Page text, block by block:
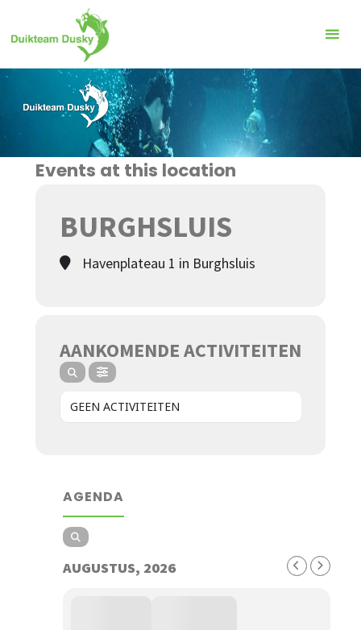
de
Events at this location
BURGHSLUIS
Havenplateau 1 in Burghsluis
AANKOMENDE ACTIVITEITEN
GEEN ACTIVITEITEN
AGENDA
AUGUSTUS, 2026